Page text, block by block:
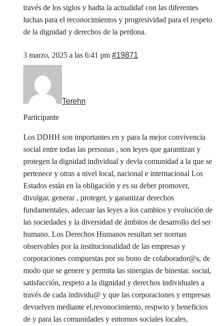
través de los siglos y hadta la actualidaf con las diferentes
luchas para el reconocimientos y progresividad para el respeto
de la dignidad y derechos de la perdona.
3 marzo, 2025 a las 6:41 pm #19871
Terehn
Participante
Los DDHH son importantes en y para la mejor convivencia
social entre todas las personas , son leyes que garantizan y
protegen la dignidad individual y devla comunidad a la que se
pertenece y otras a nivel local, nacional e internacional Los
Estados están en la obligación y es su deber promover,
divulgar, generar , proteger, y garantizar derechos
fundamentales, adecuar las leyes a los cambios y evolución de
las sociedades y la diversidad de ámbitos de desarrollo del ser
humano. Los Derechos Humanos resultan ser normas
observables por la institucionalidad de las empresas y
corporaciones compuestas por su bono de colaborador@s, de
modo que se genere y permita las sinergias de binestar. social,
satisfacción, respeto a la dignidad y derechos individuales a
través de cada individu@ y que las corporaciones y empresas
devuelven mediante el.revonocimiento, respwto y beneficios
de y para las comunidades y entornos sociales locales,